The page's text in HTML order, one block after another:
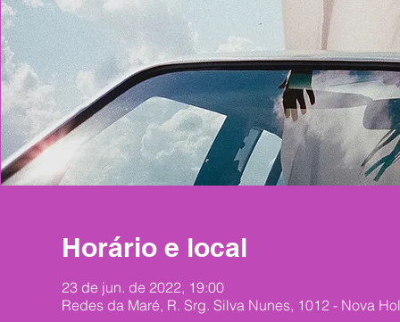
Horário e local
23 de jun. de 2022, 19:00
Redes da Maré, R. Srg. Silva Nunes, 1012 - Nova